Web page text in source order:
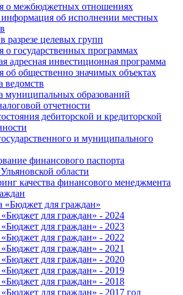
о межбюджетных отношениях
об исполнении местных
разрезе целевых групп
о государственных программах
адресная инвестиционная программа
об общественно значимых объектах
ведомств
муниципальных образований
отчетности
дебиторской и кредиторской
и муниципального
финансового паспорта
области
качества финансового менеджмента
для граждан»
для граждан» - 2024
для граждан» - 2023
для граждан» - 2022
для граждан» - 2021
для граждан» - 2020
для граждан» - 2019
для граждан» - 2018
для граждан» - 2017 год